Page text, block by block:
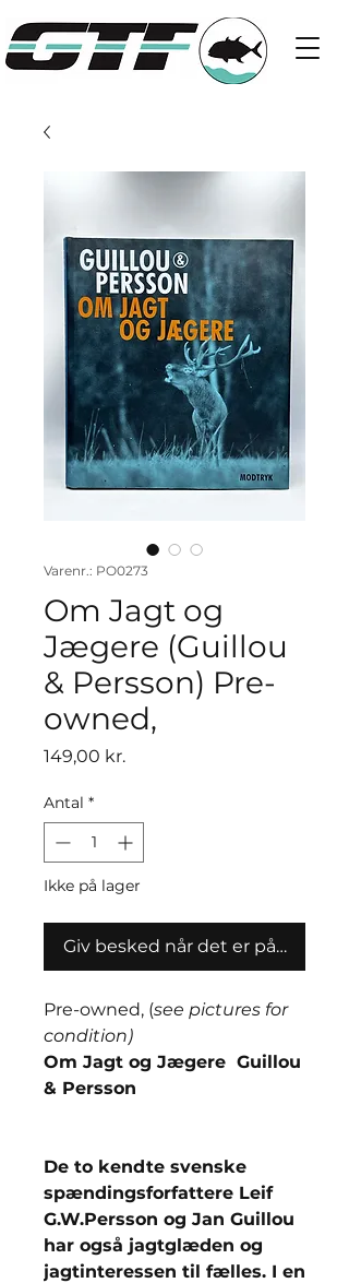
Varenr.: PO0273
Om Jagt og
Jægere (Guillou
& Persson) Pre-
owned,
149,00 kr.Pris
Antal *
Ikke på lager
Giv besked når det er på lager
Pre-owned, (see pictures for
condition)
Om Jagt og Jægere Guillou
& Persson
De to kendte svenske
spændingsforfattere Leif
G.W.Persson og Jan Guillou
har også jagtglæden og
jagtinteressen til fælles. I en